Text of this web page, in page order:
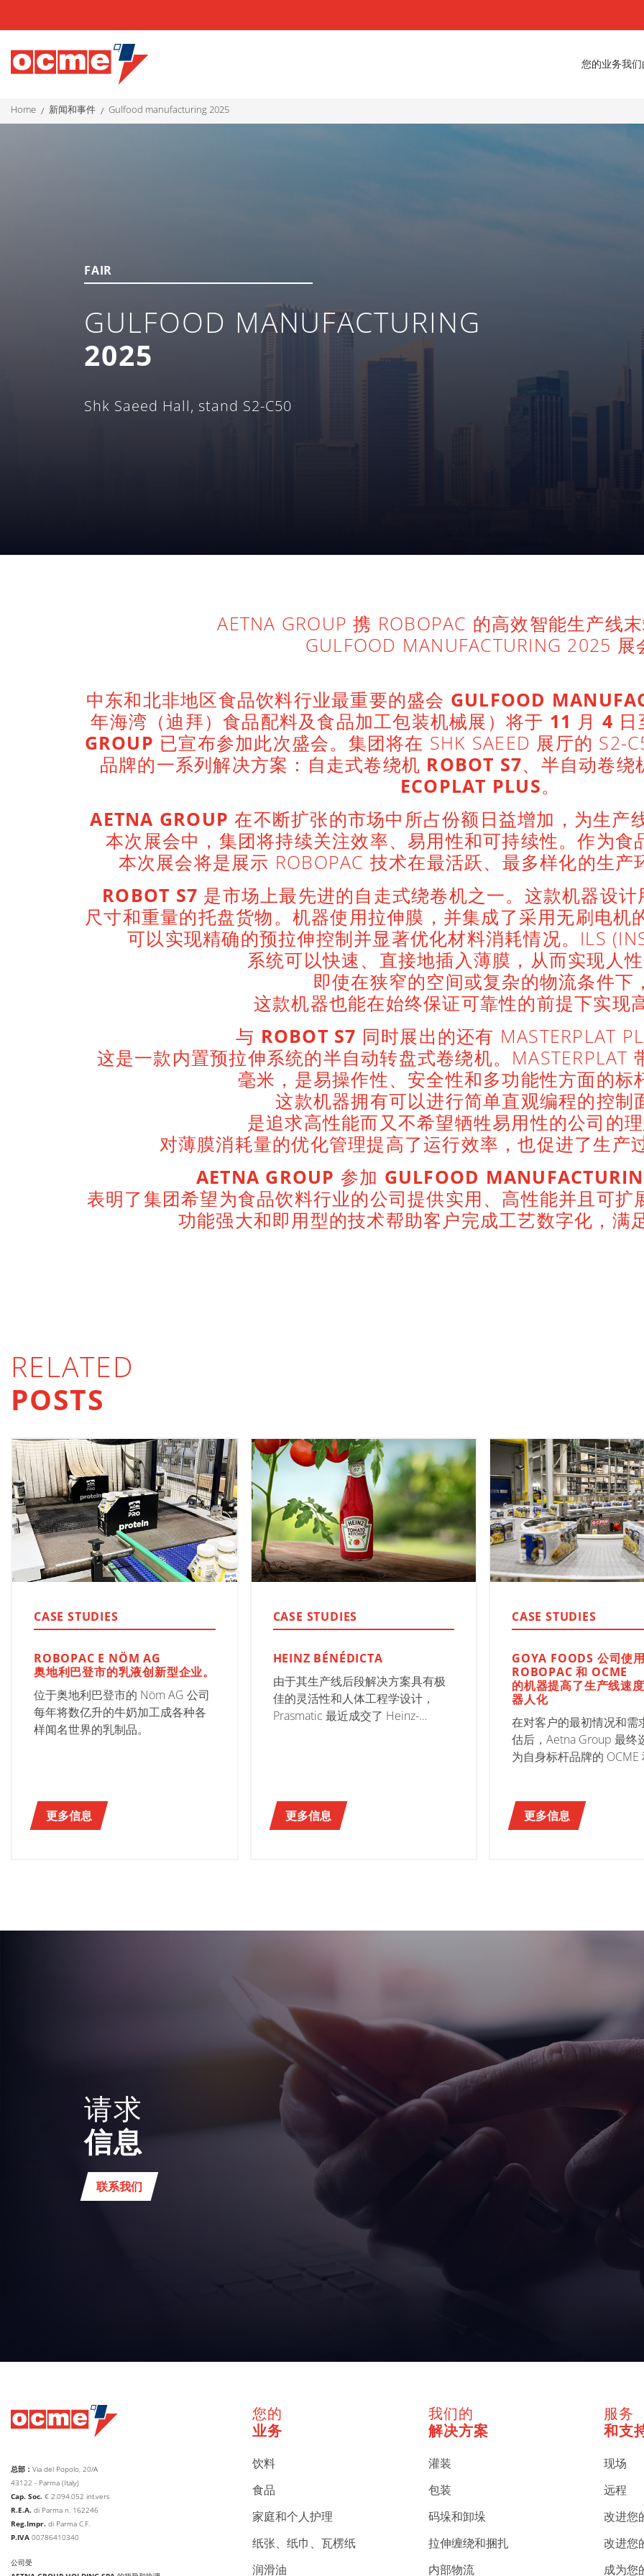
您的业务我
home 新闻和事件 gulfood manufacturing 2025
FAIR
GULFOOD MANUFACTURING
2025
Shk Saeed Hall, stand S2-C50
AETNA GROUP 携 ROBOPAC 的高效智能生产线
GULFOOD MANUFACTURING 2025
中东和北非地区食品饮料行业最重要的盛会 GULFOOD
年海湾（迪拜）食品配料及食品加工包装机械展）将于 11 月 4
GROUP 已宣布参加此次盛会。集团将在 SHK SAEED 展厅的 S2-
品牌的一系列解决方案：自走式卷绕机 ROBOT S7、半自动卷
ECOPLAT PLUS。
AETNA GROUP 在不断扩张的市场中所占份额日益增加，为生产
本次展会中，集团将持续关注效率、易用性和可持续性。作为食
本次展会将是展示 ROBOPAC 技术在最活跃、最多样化的生
ROBOT S7 是市场上最先进的自走式绕卷机之一。这款机器设
尺寸和重量的托盘货物。机器使用拉伸膜，并集成了采用无刷电机
可以实现精确的预拉伸控制并显著优化材料消耗情况。ILS
系统可以快速、直接地插入薄膜，从而实现人
即使在狭窄的空间或复杂的物流条件下
这款机器也能在始终保证可靠性的前提下实现
与 ROBOT S7 同时展出的还有 MASTERPLAT
这是一款内置预拉伸系统的半自动转盘式卷绕机。MASTERPLAT
毫米，是易操作性、安全性和多功能性方面的标
这款机器拥有可以进行简单直观编程的控制
是追求高性能而又不希望牺牲易用性的公司的
对薄膜消耗量的优化管理提高了运行效率，也促进了生产
AETNA GROUP 参加 GULFOOD
表明了集团希望为食品饮料行业的公司提供实用、高性能并且可
功能强大和即用型的技术帮助客户完成工艺数字化，满
RELATED
POSTS
CASE STUDIES
ROBOPAC E NÖM AG
奥地利巴登市的乳液创新型企业。
位于奥地利巴登市的 Nöm AG 公司
每年将数亿升的牛奶加工成各种各
样闻名世界的乳制品。
更多信息
CASE STUDIES
HEINZ BÉNÉDICTA
由于其生产线后段解决方案具有极
佳的灵活性和人体工程学设计，
Prasmatic 最近成交了 Heinz-
更多信息
CASE STUDIES
GOYA FOODS 公司使
ROBOPAC 和 OCME
的机器提高了生产线速
器人化
在对客户的最初情况和需
估后，Aetna Group 最终
为自身标杆品牌的 OCME
计和运行以集团内所有产
和最先进的七大技术解决
更多信息
请求
信息
联系我们
总部： Via del Popolo, 20/A
43122 - Parma (Italy)
Cap. Soc. € 2.094.052 int.vers
R.E.A. di Parma n. 162246
Reg.Impr. di Parma C.F.
P.IVA 00786410340
公司受
您的
业务
饮料
食品
家庭和个人护理
纸张、纸巾、瓦楞纸
润滑油
我们的
解决方案
灌装
包装
码垛和卸垛
拉伸缠绕和捆扎
内部物流
服务
和支
现场
远程
改进
改进
成为